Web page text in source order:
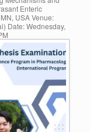
Enteric
USA Venue:
Date: Wednesday,